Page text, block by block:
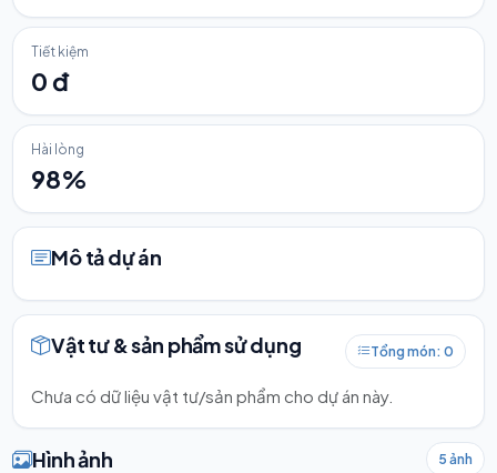
Tiết kiệm
0 đ
Hài lòng
98%
Mô tả dự án
Vật tư & sản phẩm sử dụng Tổng món: 0
Chưa có dữ liệu vật tư/sản phẩm cho dự án này.
Hình ảnh 5 ảnh